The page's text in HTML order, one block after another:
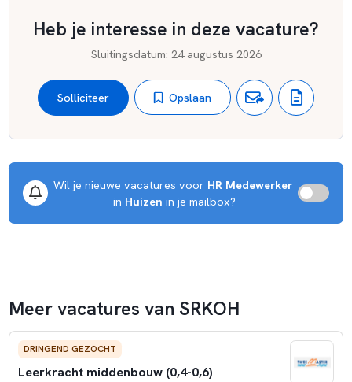
Heb je interesse in deze vacature?
Sluitingsdatum: 24 augustus 2026
Solliciteer Opslaan
Wil je nieuwe vacatures voor HR Medewerker
in Huizen in je mailbox?
Meer vacatures van SRKOH
DRINGEND GEZOCHT
Leerkracht middenbouw (0,4-0,6)